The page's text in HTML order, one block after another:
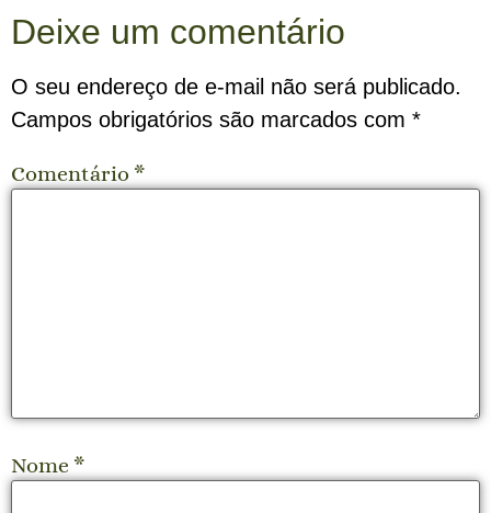
Deixe um comentário
O seu endereço de e-mail não será publicado.
Campos obrigatórios são marcados com *
Comentário *
Nome *